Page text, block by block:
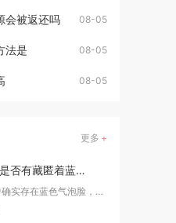
会被返还吗 08-05
法是 08-05
08-05
更多
崩坏3宿舍是否有藏匿着蓝色气泡脸
崩坏3宿舍中确实存在蓝色气泡脸，它是女武神触发随机事件的标识，并非隐藏彩蛋或特殊NPC。蓝